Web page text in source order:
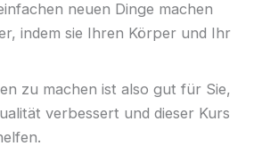
neuen Dinge machen
indem sie Ihren Körper und Ihr
zu machen ist also gut für Sie,
verbessert und dieser Kurs